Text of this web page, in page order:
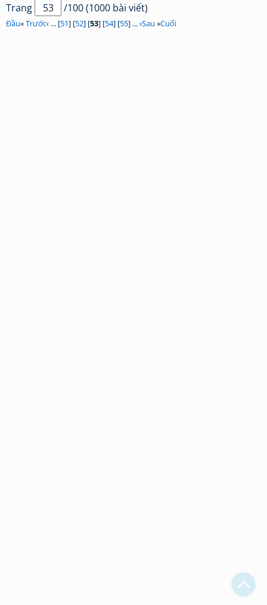
Trang /100 (1000 bài viết)
Đầu«Trước‹ ... [51] [52] [53] [54] [55] ... ›Sau »Cuối